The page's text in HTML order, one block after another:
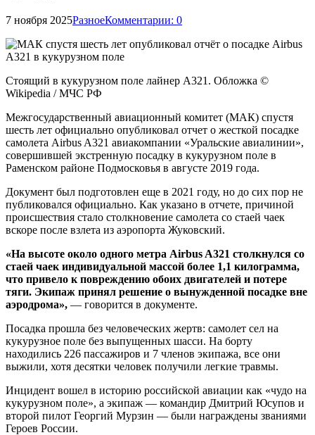
7 ноября 2025РазноеКомментарии: 0
Стоящий в кукурузном поле лайнер А321. Обложка ©
Wikipedia / МЧС РФ
Межгосударственный авиационный комитет (МАК) спустя
шесть лет официально опубликовал отчет о жесткой посадке
самолета Airbus A321 авиакомпании «Уральские авиалинии»,
совершившей экстренную посадку в кукурузном поле в
Раменском районе Подмосковья в августе 2019 года.
Документ был подготовлен еще в 2021 году, но до сих пор не
публиковался официально. Как указано в отчете, причиной
происшествия стало столкновение самолета со стаей чаек
вскоре после взлета из аэропорта Жуковский.
«На высоте около одного метра Airbus A321 столкнулся со
стаей чаек индивидуальной массой более 1,1 килограмма,
что привело к повреждению обоих двигателей и потере
тяги. Экипаж принял решение о вынужденной посадке вне
аэродрома», — говорится в документе.
Посадка прошла без человеческих жертв: самолет сел на
кукурузное поле без выпущенных шасси. На борту
находились 226 пассажиров и 7 членов экипажа, все они
выжили, хотя десятки человек получили легкие травмы.
Инцидент вошел в историю российской авиации как «чудо на
кукурузном поле», а экипаж — командир Дмитрий Юсупов и
второй пилот Георгий Мурзин — были награждены званиями
Героев России.